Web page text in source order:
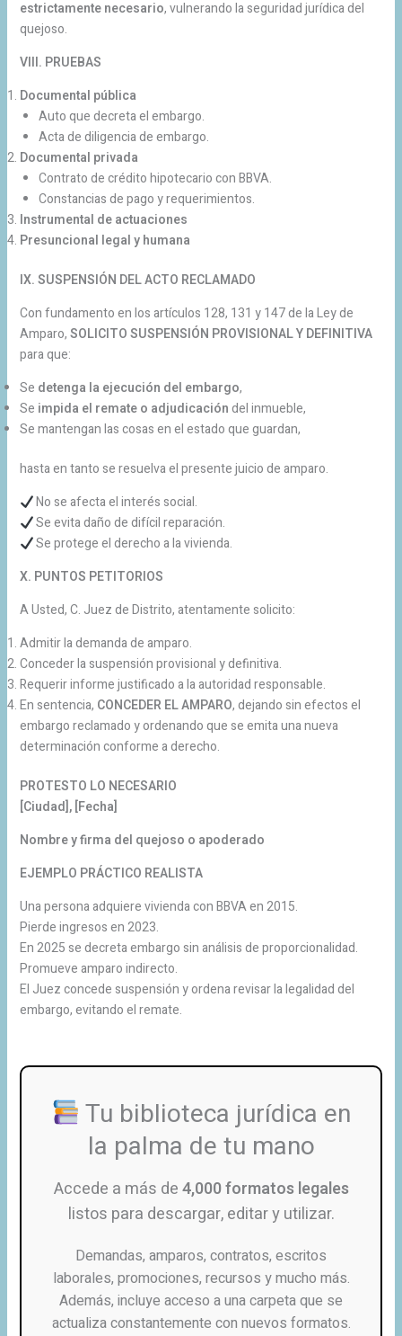
estrictamente necesario, vulnerando la seguridad jurídica del
quejoso.
VIII. PRUEBAS
Documental pública
Auto que decreta el embargo.
Acta de diligencia de embargo.
Documental privada
Contrato de crédito hipotecario con BBVA.
Constancias de pago y requerimientos.
Instrumental de actuaciones
Presuncional legal y humana
IX. SUSPENSIÓN DEL ACTO RECLAMADO
Con fundamento en los artículos 128, 131 y 147 de la Ley de
Amparo,SOLICITO SUSPENSIÓN PROVISIONAL Y DEFINITIVA
para que:
Se detenga la ejecución del embargo,
Se impida el remate o adjudicacióndel inmueble,
Se mantengan las cosas en el estado que guardan,
hasta en tanto se resuelva el presente juicio de amparo.
No se afecta el interés social.
Se evita daño de difícil reparación.
Se protege el derecho a la vivienda.
X. PUNTOS PETITORIOS
A Usted, C. Juez de Distrito, atentamente solicito:
Admitir la demanda de amparo.
Conceder la suspensión provisional y definitiva.
Requerir informe justificado a la autoridad responsable.
En sentencia, CONCEDER EL AMPARO, dejando sin efectos el
embargo reclamado y ordenando que se emita una nueva
determinación conforme a derecho.
PROTESTO LO NECESARIO
[Ciudad], [Fecha]
Nombre y firma del quejoso o apoderado
EJEMPLO PRÁCTICO REALISTA
Una persona adquiere vivienda con BBVA en 2015.
Pierde ingresos en 2023.
En 2025 se decreta embargo sin análisis de proporcionalidad.
Promueve amparo indirecto.
El Juez concede suspensión y ordena revisar la legalidad del
embargo, evitando el remate.
Tu biblioteca jurídica en
la palma de tu mano
Accede a más de4,000 formatos legales
listos para descargar, editar y utilizar.
Demandas, amparos, contratos, escritos
laborales, promociones, recursos y mucho más.
Además, incluye acceso a una carpeta que se
actualiza constantemente con nuevos formatos.